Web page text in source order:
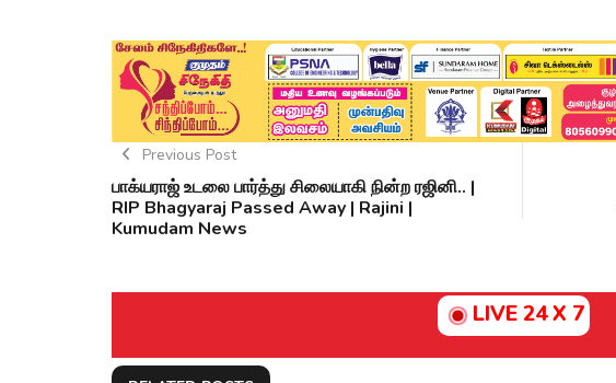
Previous Post
பாக்யராஜ் உடலை பார்த்து சிலையாகி நின்ற ரஜினி.. |
RIP Bhagyaraj Passed Away | Rajini |
Kumudam News
LIVE 24 X 7